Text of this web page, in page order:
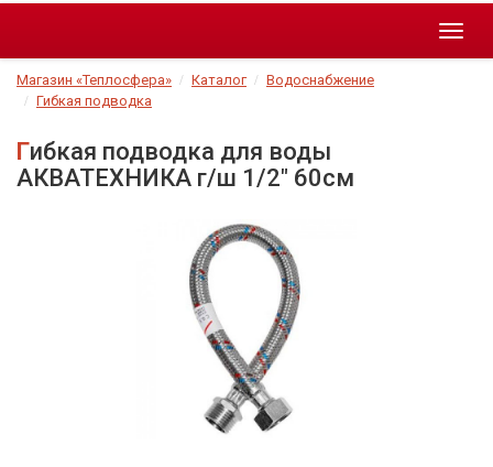
Меню
Магазин «Теплосфера» Каталог
Водоснабжение
Гибкая подводка
Гибкая подводка для воды
АКВАТЕХНИКА г/ш 1/2" 60см